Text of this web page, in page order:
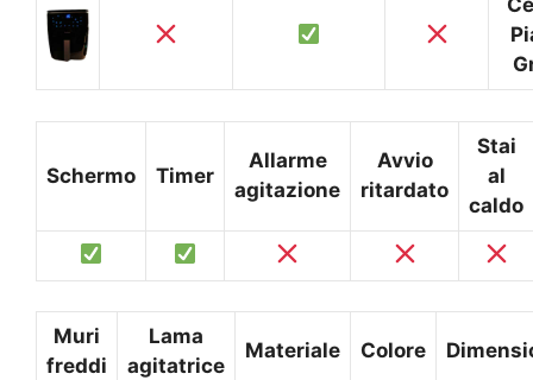
Schermo Timer
Allarme
agitazione
Avvio
ritardato
Stai
al
caldo
Muri
freddi
Lama
agitatrice
Materiale Colore